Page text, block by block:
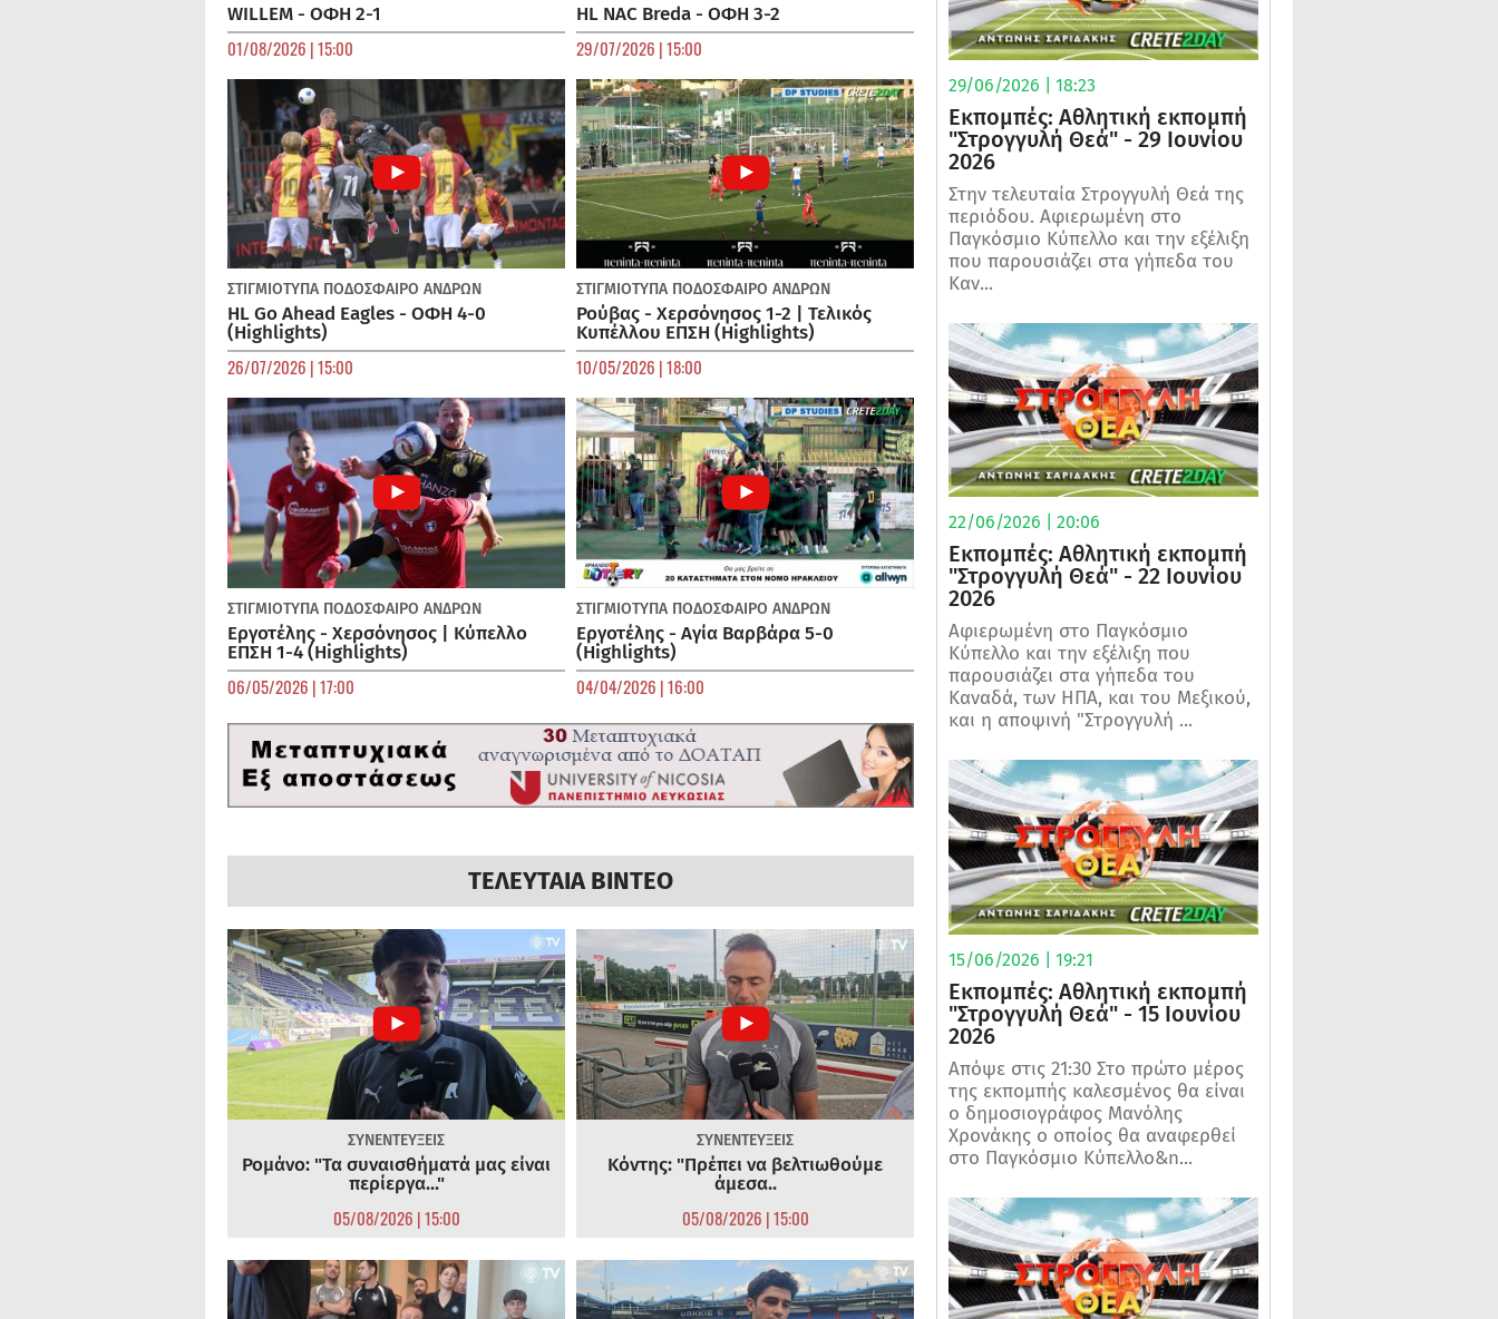
WILLEM - ΟΦΗ 2-1
01/08/2026 | 15:00
HL NAC Breda - ΟΦΗ 3-2
29/07/2026 | 15:00
ΣΤΙΓΜΙΟΤΥΠΑ ΠΟΔΌΣΦΑΙΡΟ ΑΝΔΡΏΝ
HL Go Ahead Eagles - ΟΦΗ 4-0
(Highlights)
26/07/2026 | 15:00
ΣΤΙΓΜΙΟΤΥΠΑ ΠΟΔΌΣΦΑΙΡΟ ΑΝΔΡΏΝ
Ρούβας - Χερσόνησος 1-2 | Τελικός
Κυπέλλου ΕΠΣΗ (Highlights)
10/05/2026 | 18:00
ΣΤΙΓΜΙΟΤΥΠΑ ΠΟΔΌΣΦΑΙΡΟ ΑΝΔΡΏΝ
Εργοτέλης - Χερσόνησος | Κύπελλο
ΕΠΣΗ 1-4 (Highlights)
06/05/2026 | 17:00
ΣΤΙΓΜΙΟΤΥΠΑ ΠΟΔΌΣΦΑΙΡΟ ΑΝΔΡΏΝ
Εργοτέλης - Αγία Βαρβάρα 5-0
(Highlights)
04/04/2026 | 16:00
ΤΕΛΕΥΤΑΙΑ ΒΙΝΤΕΟ
ΣΥΝΕΝΤΕΥΞΕΙΣ
Ρομάνο: "Τα συναισθήματά μας είναι
περίεργα..."
05/08/2026 | 15:00
ΣΥΝΕΝΤΕΥΞΕΙΣ
Κόντης: "Πρέπει να βελτιωθούμε
άμεσα..
05/08/2026 | 15:00
29/06/2026 | 18:23
Εκπομπές: Αθλητική εκπομπή
"Στρογγυλή Θεά" - 29 Ιουνίου
2026
Στην τελευταία Στρογγυλή Θεά της
περιόδου. Αφιερωμένη στο
Παγκόσμιο Κύπελλο και την εξέλιξη
που παρουσιάζει στα γήπεδα του
Καν...
22/06/2026 | 20:06
Εκπομπές: Αθλητική εκπομπή
"Στρογγυλή Θεά" - 22 Ιουνίου
2026
Αφιερωμένη στο Παγκόσμιο
Κύπελλο και την εξέλιξη που
παρουσιάζει στα γήπεδα του
Καναδά, των ΗΠΑ, και του Μεξικού,
και η αποψινή "Στρογγυλή ...
15/06/2026 | 19:21
Εκπομπές: Αθλητική εκπομπή
"Στρογγυλή Θεά" - 15 Ιουνίου
2026
Απόψε στις 21:30 Στο πρώτο μέρος
της εκπομπής καλεσμένος θα είναι
ο δημοσιογράφος Μανόλης
Χρονάκης ο οποίος θα αναφερθεί
στο Παγκόσμιο Κύπελλο&n...